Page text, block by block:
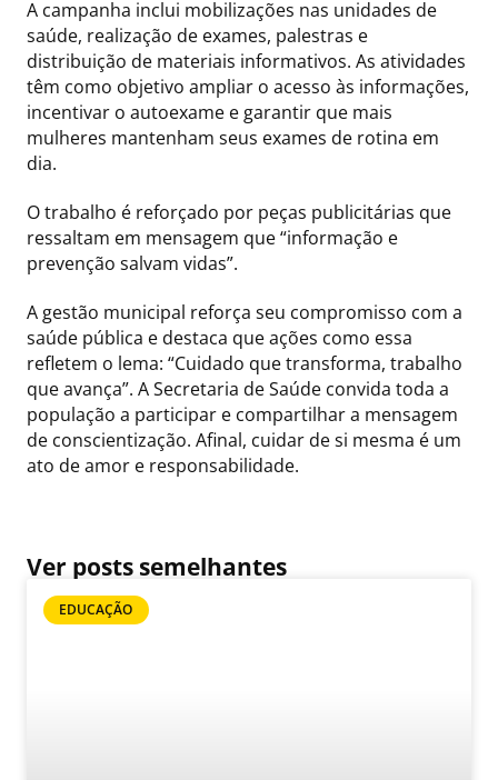
A campanha inclui mobilizações nas unidades de
saúde, realização de exames, palestras e
distribuição de materiais informativos. As atividades
têm como objetivo ampliar o acesso às informações,
incentivar o autoexame e garantir que mais
mulheres mantenham seus exames de rotina em
dia.
O trabalho é reforçado por peças publicitárias que
ressaltam em mensagem que “informação e
prevenção salvam vidas”.
A gestão municipal reforça seu compromisso com a
saúde pública e destaca que ações como essa
refletem o lema: “Cuidado que transforma, trabalho
que avança”. A Secretaria de Saúde convida toda a
população a participar e compartilhar a mensagem
de conscientização. Afinal, cuidar de si mesma é um
ato de amor e responsabilidade.
Ver posts semelhantes
EDUCAÇÃO